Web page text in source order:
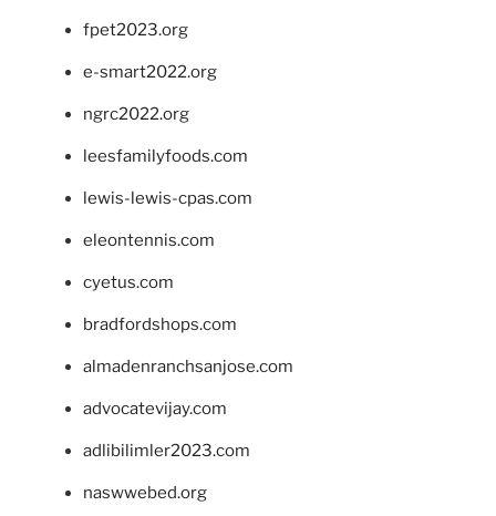
fpet2023.org
e-smart2022.org
ngrc2022.org
leesfamilyfoods.com
lewis-lewis-cpas.com
eleontennis.com
cyetus.com
bradfordshops.com
almadenranchsanjose.com
advocatevijay.com
adlibilimler2023.com
naswwebed.org